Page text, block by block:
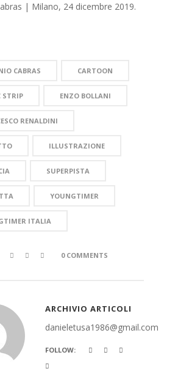
| Milano, 24 dicembre 2019.
CABRAS CARTOON
STRIP ENZO BOLLANI
RENALDINI
ILLUSTRAZIONE
SUPERPISTA
YOUNGTIMER
ITALIA
0 COMMENTS
ARCHIVIO ARTICOLI
danieletusa1986@gmail.com
FOLLOW: